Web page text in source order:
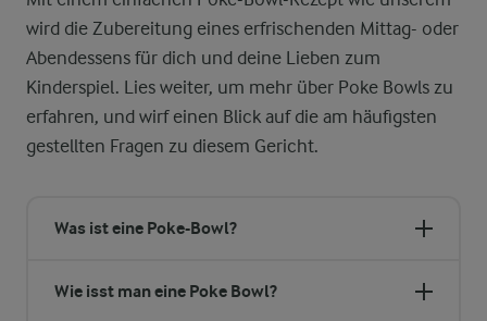
wird die Zubereitung eines erfrischenden Mittag- oder
Abendessens für dich und deine Lieben zum
Kinderspiel. Lies weiter, um mehr über Poke Bowls zu
erfahren, und wirf einen Blick auf die am häufigsten
gestellten Fragen zu diesem Gericht.
Was ist eine Poke-Bowl?
Wie isst man eine Poke Bowl?